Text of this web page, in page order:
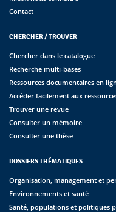
Contact
CHERCHER / TROUVER
Chercher dans le catalogue
Recherche multi-bases
Ressources documentaires en
Accéder facilement aux
Trouver une revue
Consulter un mémoire
Consulter une thèse
DOSSIERS THÉMATIQUES
Organisation, management et
Environnements et santé
Santé, populations et politiques